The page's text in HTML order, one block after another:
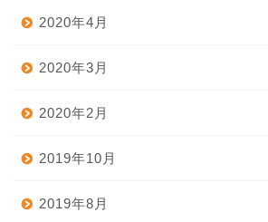
2020年4月
2020年3月
2020年2月
2019年10月
2019年8月